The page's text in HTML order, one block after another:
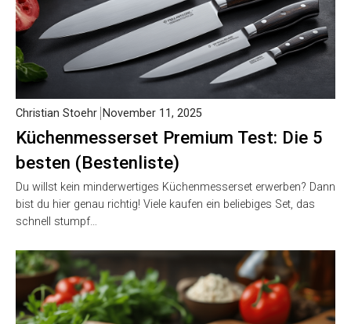
Küchenmesserset Premium Test: Die 5
besten (Bestenliste)
Christian Stoehr November 11, 2025
Du willst kein minderwertiges Küchenmesserset erwerben? Dann
bist du hier genau richtig! Viele kaufen ein beliebiges Set, das
schnell stumpf…